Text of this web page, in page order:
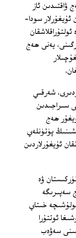
ھەج ۋاقتىدىن ئاز
سودا-
يەنى ھەج
شەرقىي
سىراجىدىن
ھەج
پۈتۈنلەي
ئۇيغۇرلاردىن
ۋە
سەپىرىگە
خىتاي
ئوتتۇرا
سەۋەب